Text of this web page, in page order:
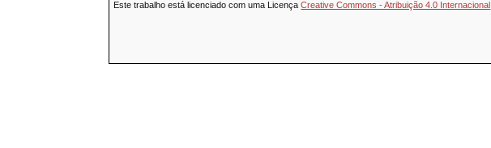
Este trabalho está licenciado com uma LicençaCreative Commons - Atribuição 4.0 Internacional